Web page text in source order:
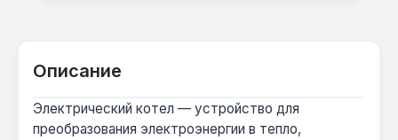
Описание
Электрический котел — устройство для
преобразования электроэнергии в тепло,